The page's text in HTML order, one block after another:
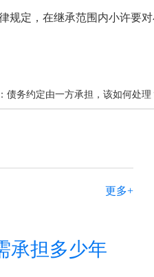
定，在继承范围内小许要
债务约定由一方承担，该如何处理
更多+
承担多少年